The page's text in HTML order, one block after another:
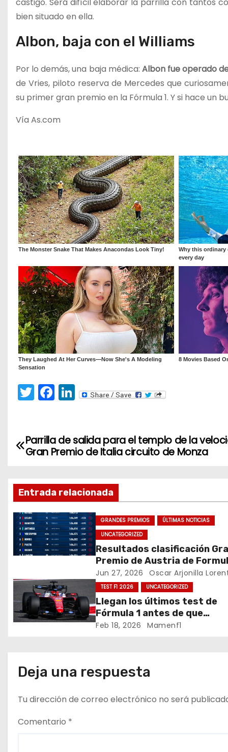
castigo. Será difícil elaborar la parrilla con tantos
bien situado en ella.
Albon, baja con el Williams
Por lo demás, una baja médica: Albon fue operado
de Vries, piloto reserva de Mercedes que
su primer gran premio en la Fórmula 1. Y si hace un
Vía As.com
T
w
er
F
a
e
b
o
k
Li
e
dI
N
v
e
g
a
ó
e
e
n
Parrilla de salida para el templo de la
Gran Premio de Italia circuito de Monza
Entrada relacionada
GRANDES PREMIOS
ÚLTIMAS NOTICIAS
UNCATEGORIZED
Resultados clasificación
Premio de Austria de
Jun 27, 2026 Oscar Arjonilla
TEST F1 2026 UNCATEGORIZED
Llegan los últimos test de
Fórmula 1 antes de que
comience la nueva
Feb 18, 2026 Mamenf1
Deja una respuesta
Tu dirección de correo electrónico no será
Comentario *